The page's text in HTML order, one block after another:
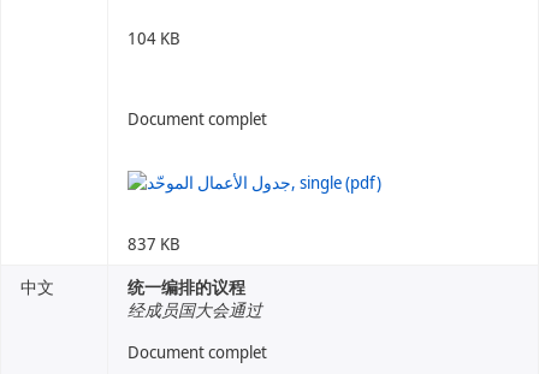
104 KB
Document complet
837 KB
中文
统一编排的议程
经成员国大会通过
Document complet